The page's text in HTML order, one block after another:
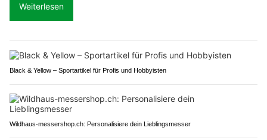
Weiterlesen
Black & Yellow – Sportartikel für Profis und Hobbyisten
Wildhaus-messershop.ch: Personalisiere dein Lieblingsmesser